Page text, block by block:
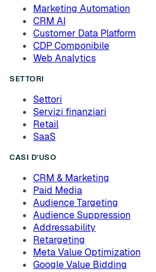
Marketing Automation
CRM AI
Customer Data Platform
CDP Componibile
Web Analytics
SETTORI
Settori
Servizi finanziari
Retail
SaaS
CASI D’USO
CRM & Marketing
Paid Media
Audience Targeting
Audience Suppression
Addressability
Retargeting
Meta Value Optimization
Google Value Bidding